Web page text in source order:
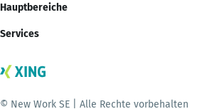
Hauptbereiche
Services
© New Work SE | Alle Rechte vorbehalten